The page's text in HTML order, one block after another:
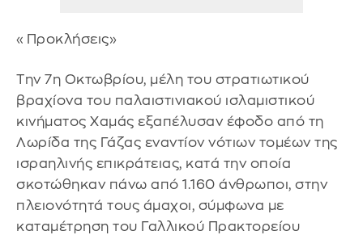
«Προκλήσεις»
Την 7η Οκτωβρίου, μέλη του στρατιωτικού
βραχίονα του παλαιστινιακού ισλαμιστικού
κινήματος Χαμάς εξαπέλυσαν έφοδο από τη
Λωρίδα της Γάζας εναντίον νότιων τομέων της
ισραηλινής επικράτειας, κατά την οποία
σκοτώθηκαν πάνω από 1.160 άνθρωποι, στην
πλειονότητά τους άμαχοι, σύμφωνα με
καταμέτρηση του Γαλλικού Πρακτορείου